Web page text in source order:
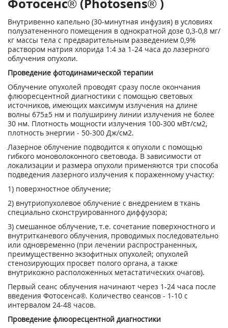
Внутривенно капельно (30-минутная инфузия) в условиях
полузатененного помещения в однократной дозе 0,3-0,8 мг/
кг массы тела с предварительным разведением 0,9%
раствором натрия хлорида 1:4 за 1-24 часа до лазерного
облучения опухоли.
Проведение фотодинамической терапии
Облучение опухолей проводят сразу после окончания
флюоресцентной диагностики с помощью световых
источников, имеющих максимум излучения на длине
волны 675±5 нм и полуширину линии излучения не более
30 нм. Плотность мощности излучения 100-300 мВт/см2,
плотность энергии - 50-300 Дж/см2.
Лазерное облучение подводится к опухоли с помощью
гибкого моноволоконного световода. В зависимости от
локализации и размера опухоли применяются три способа
подведения лазерного излучения к пораженному участку:
1) поверхностное облучение;
2) внутриопухолевое облучение с внедрением в ткань
специально сконструированного диффузора;
3) смешанное облучение, т.е. сочетание поверхностного и
внутритканевого облучения, проводимых последовательно
или одновременно (при лечении распространенных,
преимущественно экзофитных опухолей; опухолей
стенозирующих просвет полого органа, а также
внутрикожно расположенных метастатических очагов).
Первый сеанс облучения начинают через 1-24 часа после
введения Фотосенса®. Количество сеансов - 1-10 с
интервалом 24-48 часов.
Проведение флюоресцентной диагностики